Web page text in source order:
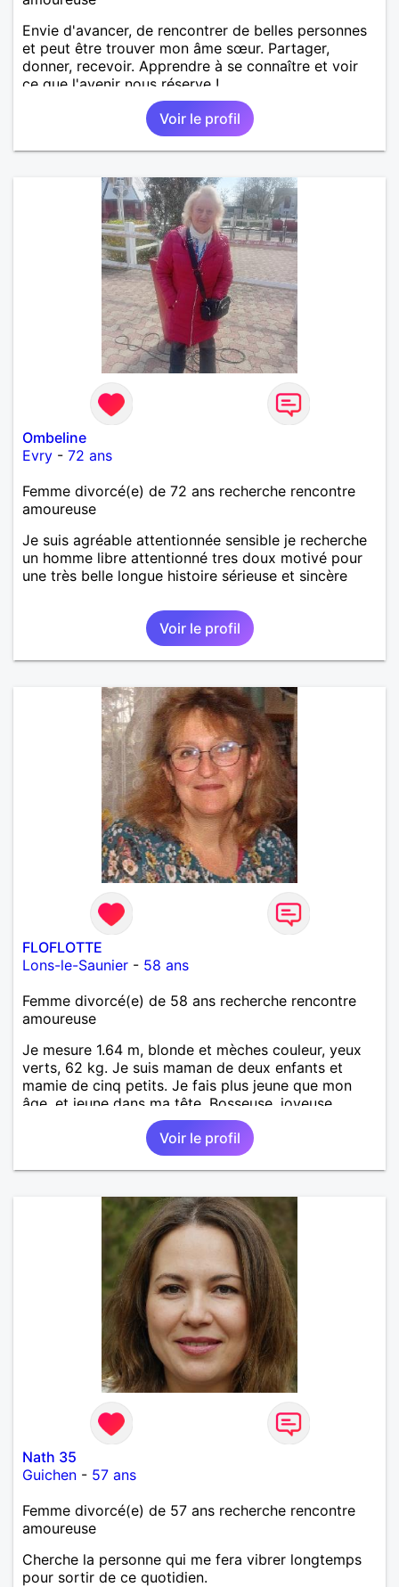
Envie d'avancer, de rencontrer de belles personnes
et peut être trouver mon âme sœur. Partager,
donner, recevoir. Apprendre à se connaître et voir
ce que l'avenir nous réserve !
Voir le profil
Ombeline
Evry - 72 ans
Femme divorcé(e) de 72 ans recherche rencontre
amoureuse
Je suis agréable attentionnée sensible je recherche
un homme libre attentionné tres doux motivé pour
une très belle longue histoire sérieuse et sincère
Voir le profil
FLOFLOTTE
Lons-le-Saunier - 58 ans
Femme divorcé(e) de 58 ans recherche rencontre
amoureuse
Je mesure 1.64 m, blonde et mèches couleur, yeux
verts, 62 kg. Je suis maman de deux enfants et
mamie de cinq petits. Je fais plus jeune que mon
âge, et jeune dans ma tête. Bosseuse, joyeuse,
sensible, bienveillante, aimant aller danser ou rester
tranquille à la maison. Balades, bricolage... j'ai un
chien. Je suis AES de métier et j'exerce à mon
compte. PAT votre num merci.
Voir le profil
Nath 35
Guichen - 57 ans
Femme divorcé(e) de 57 ans recherche rencontre
amoureuse
Cherche la personne qui me fera vibrer longtemps
pour sortir de ce quotidien.